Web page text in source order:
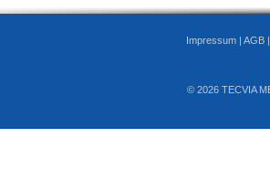
Impressum | AGB
© 2026 TECVIA